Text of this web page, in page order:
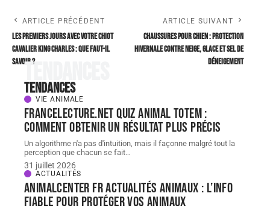
ARTICLE PRÉCÉDENT
Les premiers jours avec votre chiot
Cavalier King Charles : que faut-il
savoir ?
ARTICLE SUIVANT
Chaussures pour chien : protection
hivernale contre neige, glace et sel de
déneigement
Tendances
Tendances
VIE ANIMALE
FranceLecture.net quiz animal totem :
comment obtenir un résultat plus précis
Un algorithme n'a pas d'intuition, mais il façonne malgré tout la
perception que chacun se fait…
31 juillet 2026
ACTUALITÉS
AnimalCenter fr Actualités Animaux : l’info
fiable pour protéger vos animaux